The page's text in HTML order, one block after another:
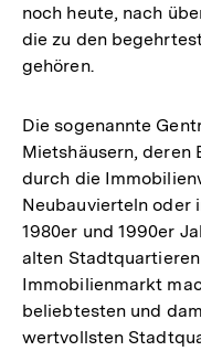
noch heute, nach
die zu den
gehören.
Die sogenannte
Mietshäusern, deren
durch die
Neubauvierteln oder
1980er und 1990er
alten
Immobilienmarkt
beliebtesten und
wertvollsten